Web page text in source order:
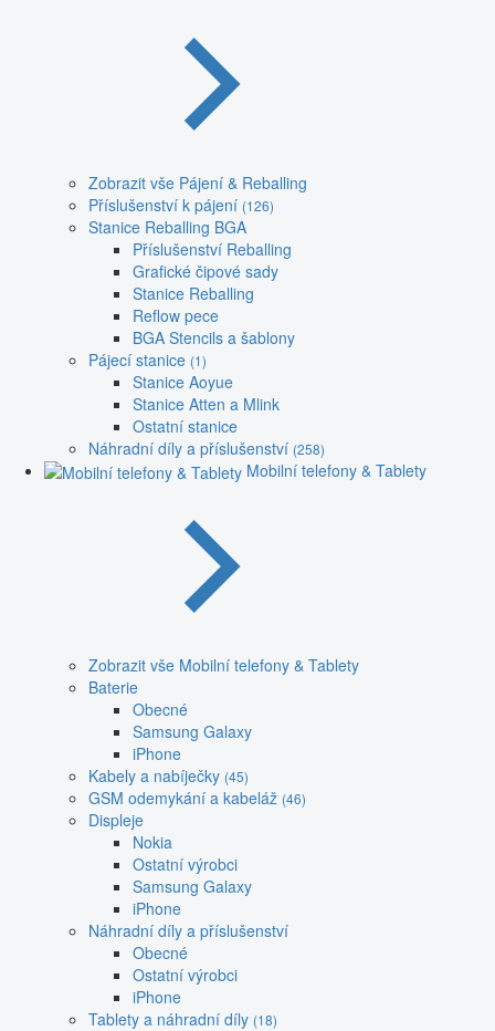
Zobrazit vše Pájení & Reballing
Příslušenství k pájení (126)
Stanice Reballing BGA
Příslušenství Reballing
Grafické čipové sady
Stanice Reballing
Reflow pece
BGA Stencils a šablony
Pájecí stanice (1)
Stanice Aoyue
Stanice Atten a Mlink
Ostatní stanice
Náhradní díly a příslušenství (258)
Mobilní telefony & Tablety
Zobrazit vše Mobilní telefony & Tablety
Baterie
Obecné
Samsung Galaxy
iPhone
Kabely a nabíječky (45)
GSM odemykání a kabeláž (46)
Displeje
Nokia
Ostatní výrobci
Samsung Galaxy
iPhone
Náhradní díly a příslušenství
Obecné
Ostatní výrobci
iPhone
Tablety a náhradní díly (18)